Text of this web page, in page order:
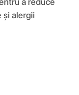
și alergii